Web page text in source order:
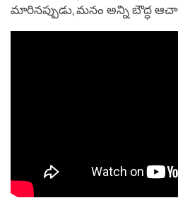
మారినప్పుడు, మనం అన్ని బౌద్ధ